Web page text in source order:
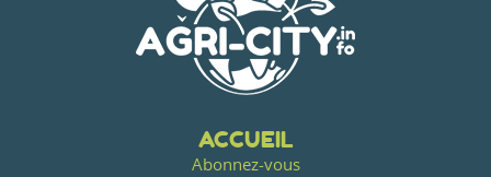
ACCUEIL
Abonnez-vous